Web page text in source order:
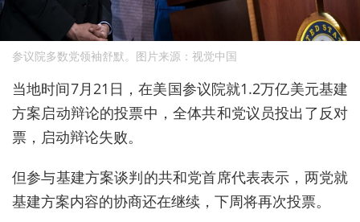
参议院多数党领袖舒默。图片来源：视觉中国
当地时间7月21日，在美国参议院就1.2万亿美元基建
方案启动辩论的投票中，全体共和党议员投出了反对
票，启动辩论失败。
但参与基建方案谈判的共和党首席代表表示，两党就
基建方案内容的协商还在继续，下周将再次投票。